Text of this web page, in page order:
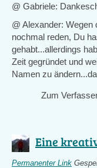
@ Gabriele:
@ Alexander:
nochmal reden, Du
gehabt...allerdings
Zeit gegründet und
Namen zu
Zum
Eine
Permanenter Link